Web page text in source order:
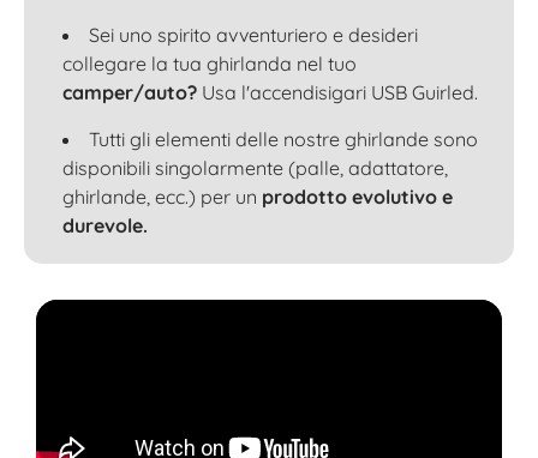
Sei uno spirito avventuriero e desideri
collegare la tua ghirlanda nel tuo
camper/auto? Usa l'accendisigari USB Guirled.
Tutti gli elementi delle nostre ghirlande sono
disponibili singolarmente (palle, adattatore,
ghirlande, ecc.) per un prodotto evolutivo e
durevole.